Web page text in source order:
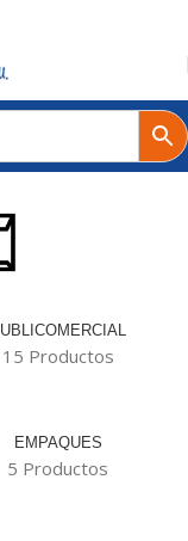
15 Productos
EMPAQUES
5 Productos